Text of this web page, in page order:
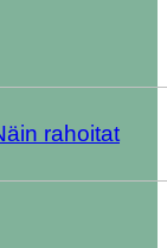
rahoitat